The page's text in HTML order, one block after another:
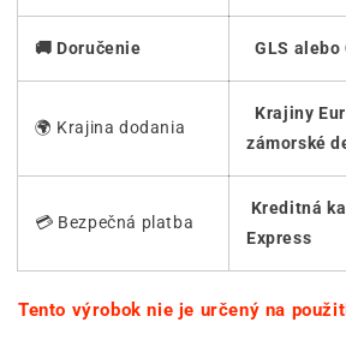
🚚 Doručenie GLS alebo
🌍 Krajina dodania
Krajiny
zámorské
💳 Bezpečná platba
Kreditná
Express
Tento výrobok nie je určený na